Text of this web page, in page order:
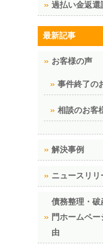
過払い金返還
最新記事
お客様の声
事件終了の
相談のお客
解決事例
ニュースリリ
債務整理・破
門ホームペ
由